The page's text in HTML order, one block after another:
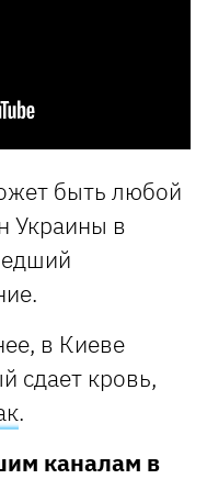
быть любой
Украины в
в Киеве
сдает кровь,
.
каналам в